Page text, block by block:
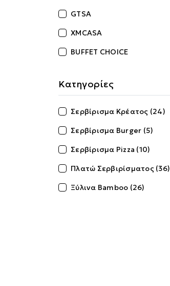
GTSA
XMCASA
BUFFET CHOICE
Κατηγορίες
Σερβίρισμα Κρέατος (24)
Σερβίρισμα Burger (5)
Σερβίρισμα Pizza (10)
Πλατώ Σερβιρίσματος (36)
Ξύλινα Bamboo (26)